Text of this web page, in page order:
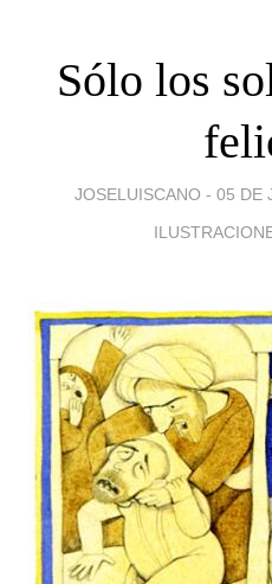
Sólo los
JOSELUISCANO - 05 DE